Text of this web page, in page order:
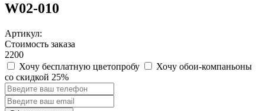
W02-010
Артикул:
Стоимость заказа
2200
Хочу бесплатную цветопробу
Хочу обои-компаньоны
со скидкой 25%